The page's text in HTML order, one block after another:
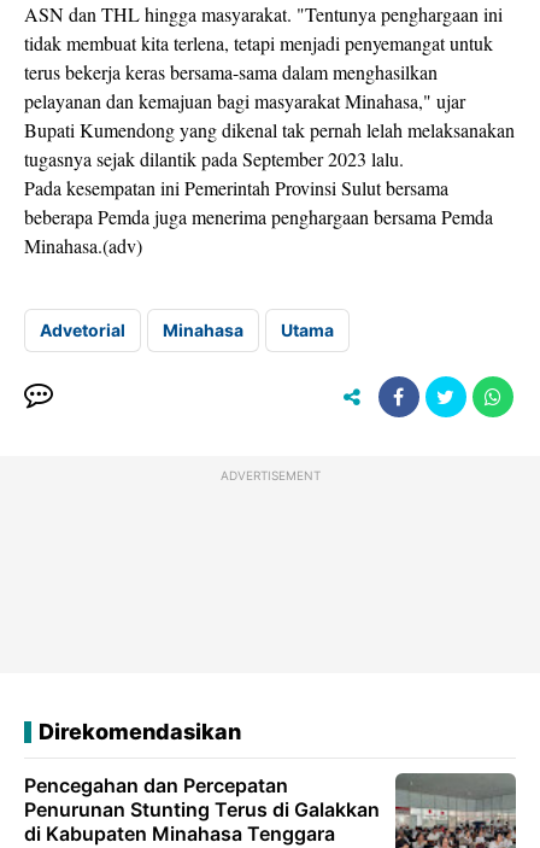
ASN dan THL hingga masyarakat. "Tentunya penghargaan ini
tidak membuat kita terlena, tetapi menjadi penyemangat untuk
terus bekerja keras bersama-sama dalam menghasilkan
pelayanan dan kemajuan bagi masyarakat Minahasa," ujar
Bupati Kumendong yang dikenal tak pernah lelah melaksanakan
tugasnya sejak dilantik pada September 2023 lalu.
Pada kesempatan ini Pemerintah Provinsi Sulut bersama
beberapa Pemda juga menerima penghargaan bersama Pemda
Minahasa.(adv)
Advetorial Minahasa Utama
ADVERTISEMENT
Direkomendasikan
Pencegahan dan Percepatan
Penurunan Stunting Terus di Galakkan
di Kabupaten Minahasa Tenggara